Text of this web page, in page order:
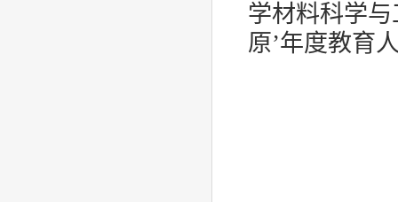
学材料科学
原’年度教育